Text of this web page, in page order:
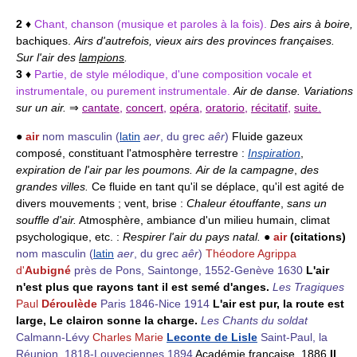
2 ♦ Chant, chanson (musique et paroles à la fois). Des airs à boire,
bachiques. Airs d'autrefois, vieux airs des provinces françaises.
Sur l'air des lampions
3 ♦ Partie, de style mélodique, d'une composition vocale et
instrumentale, ou purement instrumentale. Air de danse. Variations
sur un air. ⇒ cantate concert opéra oratorio récitatif suite.
● air nom masculin (latin aer , du grec aêr) Fluide gazeux
composé, constituant l'atmosphère terrestre : Inspiration
expiration de l'air par les poumons. Air de la campagne des
grandes villes. Ce fluide en tant qu'il se déplace, qu'il est agité de
divers mouvements ; vent, brise : Chaleur étouffante sans un
souffle d'air. Atmosphère, ambiance d'un milieu humain, climat
psychologique, etc. : Respirer l'air du pays natal. ● air(citations)
nom masculin (latin aer , du grec aêr) Théodore Agrippa
d'Aubigné près de Pons, Saintonge, 1552-Genève 1630 L'air
n'est plus que rayons tant il est semé d'anges. Les Tragiques
Paul Déroulède Paris 1846-Nice 1914 L'air est pur, la route est
large, Le clairon sonne la charge. Les Chants du soldat
Calmann-Lévy Charles Marie Leconte de Lisle Saint-Paul, la
Réunion, 1818-Louveciennes 1894Académie française, 1886 Il